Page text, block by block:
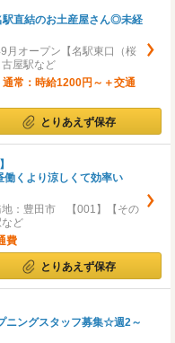
直結のお土産屋さん◎未経
オープン【名駅東口（桜
屋駅など
常：時給1200円～＋交通
とりあえず保存
くより涼しくて効率い
：豊田市 【001】【その
ど
費
とりあえず保存
ニングスタッフ募集☆週2～